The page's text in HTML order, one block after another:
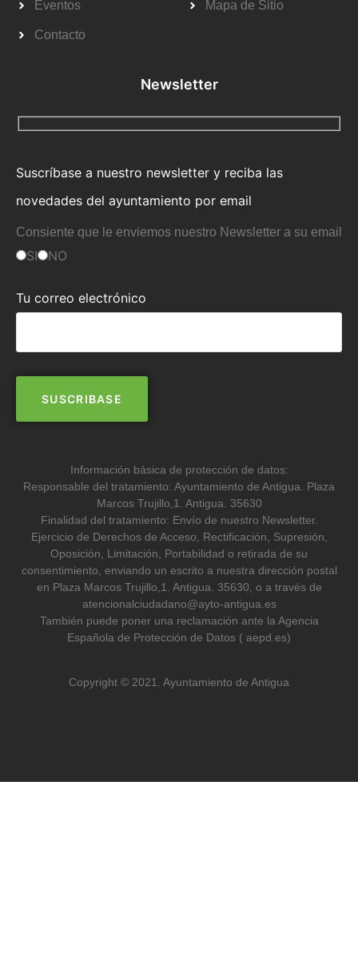
Eventos
Contacto
Mapa de Sitio
Newsletter
Suscríbase a nuestro newsletter y reciba las
novedades del ayuntamiento por email
Consiente que le enviemos nuestro Newsletter a su email
SI NO
Tu correo electrónico
Información básica de protección de datos:
Responsable del tratamiento: Ayuntamiento de Antigua. Plaza
Marcos Trujillo,1. Antigua. 35630
Finalidad del tratamiento: Envío de nuestro Newsletter.
Ejercicio de Derechos de Acceso, Rectificación, Supresión,
Oposición, Limitación, Portabilidad o retirada de su
consentimiento, enviando un escrito a nuestra dirección postal
en Plaza Marcos Trujillo,1. Antigua. 35630, o a través de
atencionalciudadano@ayto-antigua.es
También puede poner una reclamación ante la Agencia
Española de Protección de Datos ( aepd.es)
Copyright © 2021. Ayuntamiento de Antigua